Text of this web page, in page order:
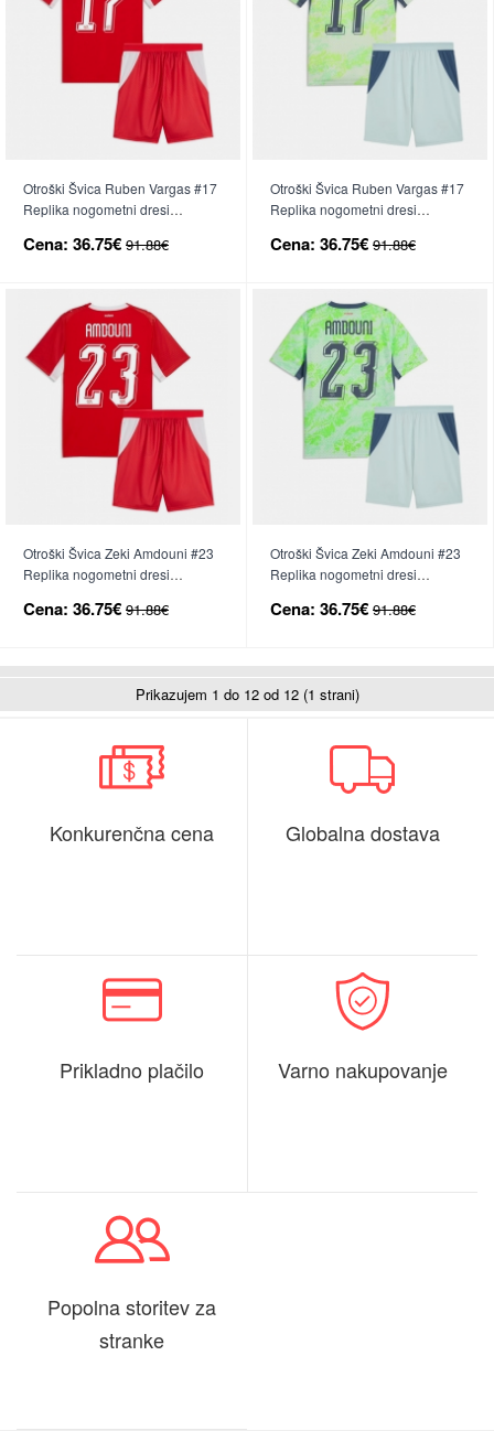
Otroški Švica Ruben Vargas #17
Replika nogometni dresi
Rokav (+ hlače)
Cena: 36.75€ 91.88€
Otroški Švica Ruben Vargas #17
Replika nogometni dresi
Kratek Rokav (+ hlače)
Cena: 36.75€ 91.88€
Otroški Švica Zeki Amdouni #23
Replika nogometni dresi
Rokav (+ hlače)
Cena: 36.75€ 91.88€
Otroški Švica Zeki Amdouni #23
Replika nogometni dresi
Kratek Rokav (+ hlače)
Cena: 36.75€ 91.88€
Prikazujem 1 do 12 od 12 (1 strani)
Konkurenčna cena Globalna dostava
Prikladno plačilo Varno nakupovanje
Popolna storitev za
stranke